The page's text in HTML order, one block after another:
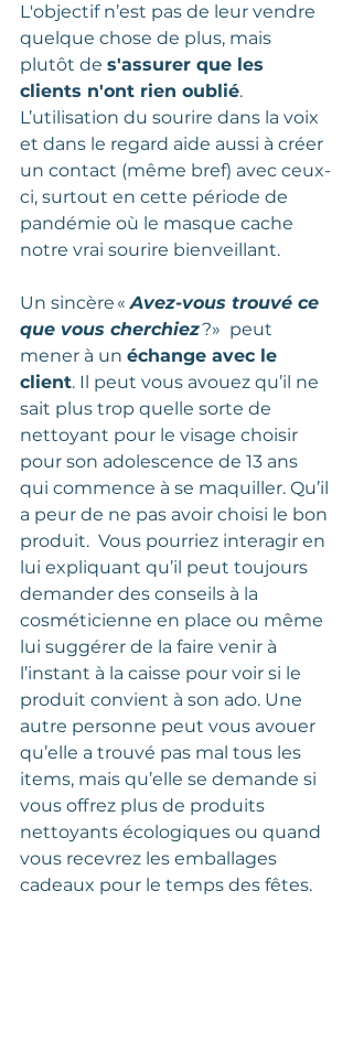
L'objectif n’est pas de leur vendre
quelque chose de plus, mais
plutôt de s'assurer que les
clients n'ont rien oublié.
L’utilisation du sourire dans la voix
et dans le regard aide aussi à créer
un contact (même bref) avec ceux-
ci, surtout en cette période de
pandémie où le masque cache
notre vrai sourire bienveillant.
Un sincère « Avez-vous trouvé ce
que vous cherchiez ?»  peut
mener à un échange avec le
client. Il peut vous avouez qu’il ne
sait plus trop quelle sorte de
nettoyant pour le visage choisir
pour son adolescence de 13 ans
qui commence à se maquiller. Qu’il
a peur de ne pas avoir choisi le bon
produit.  Vous pourriez interagir en
lui expliquant qu’il peut toujours
demander des conseils à la
cosméticienne en place ou même
lui suggérer de la faire venir à
l’instant à la caisse pour voir si le
produit convient à son ado. Une
autre personne peut vous avouer
qu’elle a trouvé pas mal tous les
items, mais qu’elle se demande si
vous offrez plus de produits
nettoyants écologiques ou quand
vous recevrez les emballages
cadeaux pour le temps des fêtes.